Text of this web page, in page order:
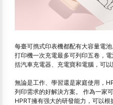
每臺可擕式印表機都配有大容量電
打印機一次充電最多可列印五卷，
括汽車充電器、充電寶和電腦，可以
無論是工作、學習還是家庭使用，
列印需求的好解決方案。 作為一家
HPRT擁有强大的研發能力，可以